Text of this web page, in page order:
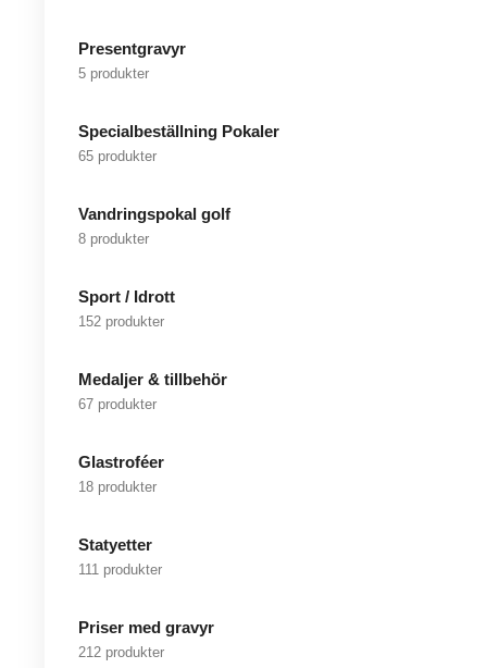
Presentgravyr
5 produkter
Specialbeställning Pokaler
65 produkter
Vandringspokal golf
8 produkter
Sport / Idrott
152 produkter
Medaljer & tillbehör
67 produkter
Glastroféer
18 produkter
Statyetter
111 produkter
Priser med gravyr
212 produkter